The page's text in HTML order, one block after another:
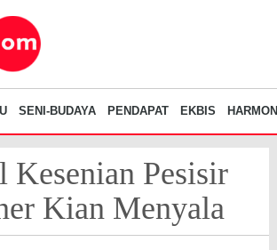
SENI-BUDAYA PENDAPAT EKBIS HARMONI
Kesenian Pesisir
Kian Menyala